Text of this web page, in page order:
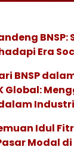
Era
BNSP
Global:
Industri
Idul
Modal di